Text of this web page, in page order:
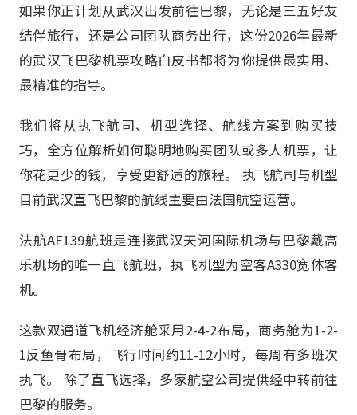
如果你正计划从武汉出发前往巴黎，无论是三五好友
结伴旅行，还是公司团队商务出行，这份2026年最新
的武汉飞巴黎机票攻略白皮书都将为你提供最实用、
最精准的指导。
我们将从执飞航司、机型选择、航线方案到购买技
巧，全方位解析如何聪明地购买团队或多人机票，让
你花更少的钱，享受更舒适的旅程。 执飞航司与机型
目前武汉直飞巴黎的航线主要由法国航空运营。
法航AF139航班是连接武汉天河国际机场与巴黎戴高
乐机场的唯一直飞航班，执飞机型为空客A330宽体客
机。
这款双通道飞机经济舱采用2-4-2布局，商务舱为1-2-
1反鱼骨布局，飞行时间约11-12小时，每周有多班次
执飞。 除了直飞选择，多家航空公司提供经中转前往
巴黎的服务。